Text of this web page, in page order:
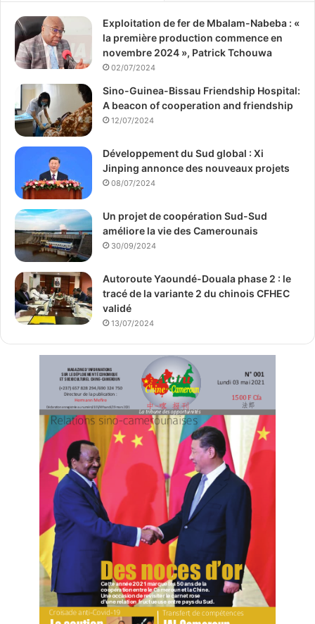
Exploitation de fer de Mbalam-Nabeba : «
la première production commence en
novembre 2024 », Patrick Tchouwa
02/07/2024
Sino-Guinea-Bissau Friendship Hospital:
A beacon of cooperation and friendship
12/07/2024
Développement du Sud global : Xi
Jinping annonce des nouveaux projets
08/07/2024
Un projet de coopération Sud-Sud
améliore la vie des Camerounais
30/09/2024
Autoroute Yaoundé-Douala phase 2 : le
tracé de la variante 2 du chinois CFHEC
validé
13/07/2024